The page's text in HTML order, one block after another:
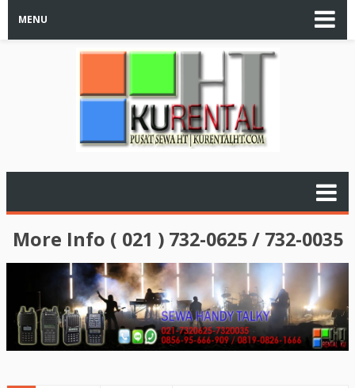
MENU
More Info ( 021 ) 732-0625 / 732-0035